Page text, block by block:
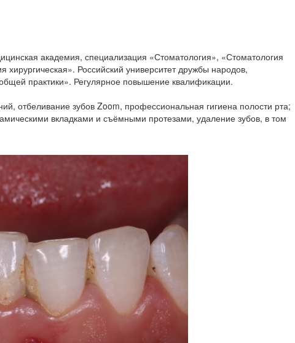
академия, специализация «Стоматология», «Стоматология
хирургическая». Российский университет дружбы народов,
практики». Регулярное повышение квалификации.
отбеливание зубов Zoom, профессиональная гигиена полости рта;
вкладками и съёмными протезами, удаление зубов, в том